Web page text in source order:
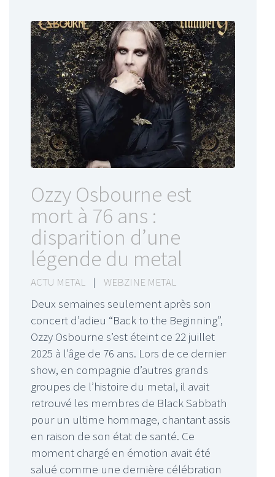
Ozzy Osbourne est
mort à 76 ans :
disparition d’une
légende du metal
ACTU METAL | WEBZINE METAL
Deux semaines seulement après son
concert d’adieu “Back to the Beginning”,
Ozzy Osbourne s’est éteint ce 22 juillet
2025 à l’âge de 76 ans. Lors de ce dernier
show, en compagnie d’autres grands
groupes de l’histoire du metal, il avait
retrouvé les membres de Black Sabbath
pour un ultime hommage, chantant assis
en raison de son état de santé. Ce
moment chargé en émotion avait été
salué comme une dernière célébration